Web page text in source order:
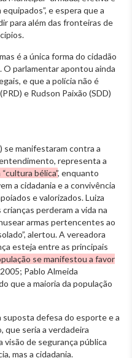
e espera que a
para além das fronteiras de
é a única forma do cidadão
parlamentar apontou ainda
e que a polícia não é
e Rudson Paixão (SDD)
se manifestaram contra a
representa a
bélica”, enquanto
a cidadania e a convivência
e valorizados. Luiza
perderam a vida na
armas pertencentes ao
alertou. A vereadora
esteja entre as principais
se manifestou a favor
Pablo Almeida
que a maioria da população
suposta defesa do esporte e a
que seria a verdadeira
de segurança pública
mas a cidadania.